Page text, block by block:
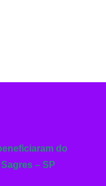
do
– SP